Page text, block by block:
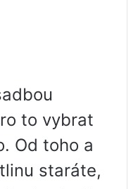
to vybrat
Od toho a
staráte,